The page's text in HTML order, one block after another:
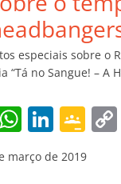
p a
ss
ro
o
m
especiais sobre o
“Tá no Sangue! – A
W
h
at
Li
n
k
G
o
o
março de 2019